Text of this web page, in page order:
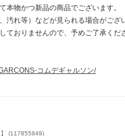
本物かつ新品の商品でございます。
汚れ等）などが見られる場合がご
ておりませんので、予めご了承くだ
コムデギャルソン/
】 (117855849)